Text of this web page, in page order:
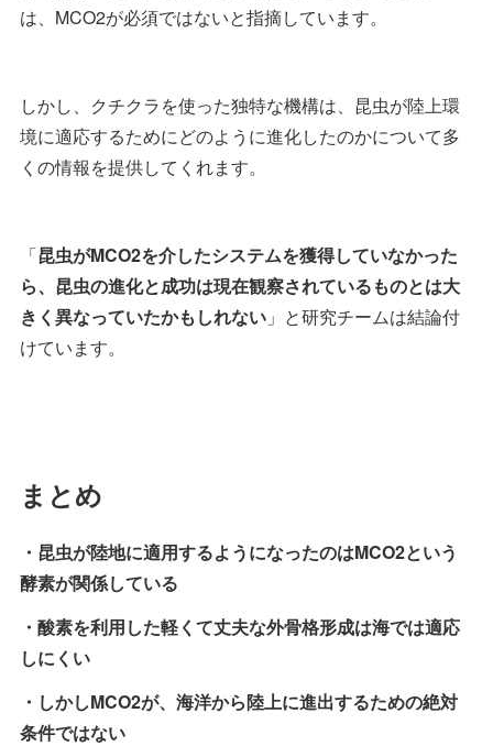
は、MCO2が必須ではないと指摘しています。
しかし、クチクラを使った独特な機構は、昆虫が陸上環
境に適応するためにどのように進化したのかについて多
くの情報を提供してくれます。
「昆虫がMCO2を介したシステムを獲得していなかった
ら、昆虫の進化と成功は現在観察されているものとは大
きく異なっていたかもしれない 」と研究チームは結論付
けています。
まとめ
・昆虫が陸地に適用するようになったのはMCO2という
酵素が関係している
・酸素を利用した軽くて丈夫な外骨格形成は海では適応
しにくい
・しかしMCO2が、海洋から陸上に進出するための絶対
条件ではない